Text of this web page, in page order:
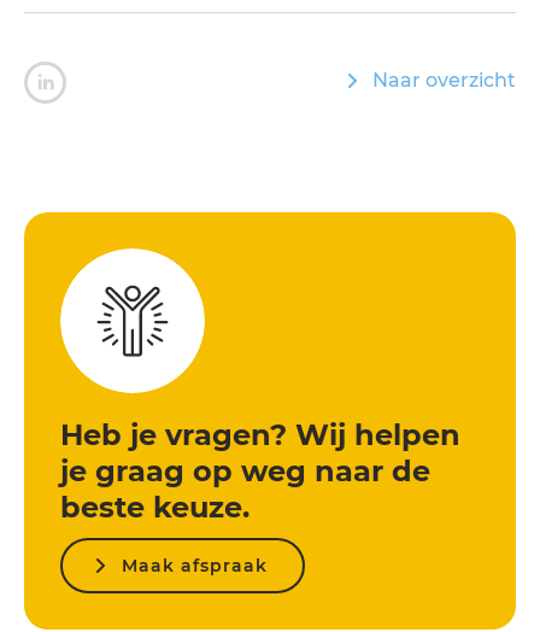
Naar overzicht
Heb je vragen? Wij helpen
je graag op weg naar de
beste keuze.
Maak afspraak